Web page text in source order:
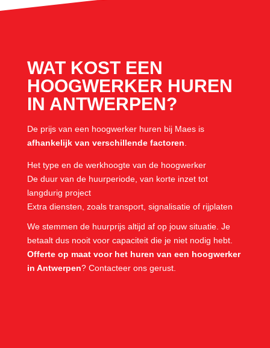
WAT KOST EEN
HOOGWERKER HUREN
IN ANTWERPEN?
De prijs van een hoogwerker huren bij Maes is
afhankelijk van verschillende factoren
Het type en de werkhoogte van de hoogwerker
De duur van de huurperiode, van korte inzet tot
langdurig project
Extra diensten, zoals transport, signalisatie of rijplaten
We stemmen de huurprijs altijd af op jouw situatie. Je
betaalt dus nooit voor capaciteit die je niet nodig hebt.
Offerte op maat voor het huren van een hoogwerker
in Antwerpen? Contacteer ons gerust.